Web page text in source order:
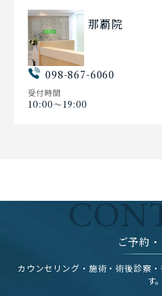
那覇院
098-867-6060
受付時間
10:00〜19:00
ご予約
カウンセリング・施術・術後診察
す。